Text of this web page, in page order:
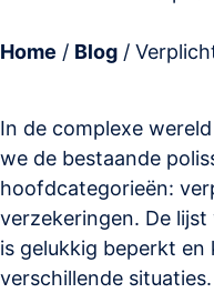
Home / Blog /
In de complexe
we de bestaande
hoofdcategorieën:
verzekeringen. De
is gelukkig beperkt en
verschillende